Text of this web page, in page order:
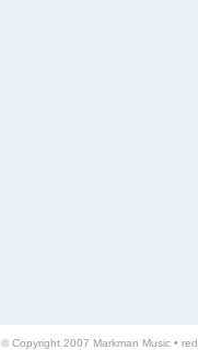
© Copyright 2007 Markman Music •